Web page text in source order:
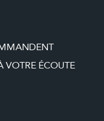
VOTRE ÉCOUTE